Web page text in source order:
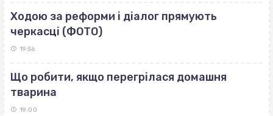
Ходою за реформи і діалог прямують
черкасці (ФОТО)
19:56
Що робити, якщо перегрілася домашня
тварина
19:00